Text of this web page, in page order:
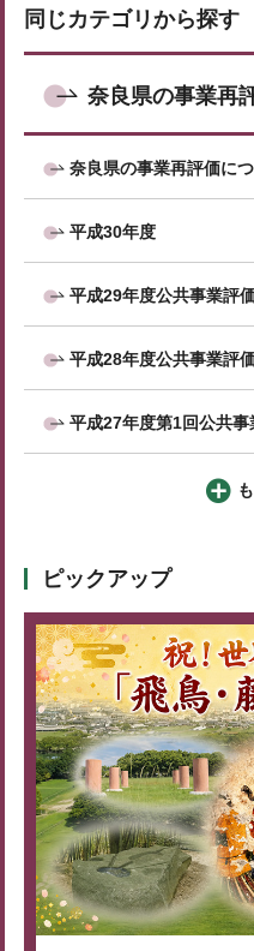
同じカテゴリから探す
奈良県の事業再
奈良県の事業再評価に
平成30年度
平成29年度公共事業評
平成28年度公共事業評
平成27年度第1回公共
ピックアップ